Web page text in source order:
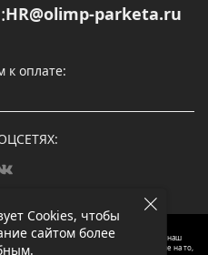
Cookies, чтобы
сайтом более
HR@olimp-parketa.ru
к оплате:
Паркета, 2012 – 2025, Москва. Обращаясь в наш
данных.
Oбращаем вaше внимaние нa то,